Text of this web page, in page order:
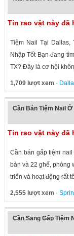
Tin rao vặt này đã
Tiệm Nail Tại
Nhập Tốt Bạn đang
TX? Đây là cơ hội
1,709 lượt xem ·
Cần Bán Tiệm Nail
Tin rao vặt này đã
Cần bán gấp tiệm
bàn và 22 ghế, phòng
triển và hoạt động rất
2,555 lượt xem ·
Cần Sang Gấp Tiệm